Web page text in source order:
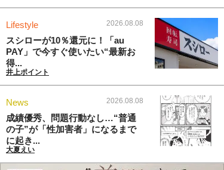
Lifestyle 2026.08.08
スシローが10％還元に！「au
PAY」で今すぐ使いたい“最新お
得...
井上ポイント
News 2026.08.08
成績優秀、問題行動なし…“普通
の子”が「性加害者」になるまで
に起き...
大夏えい